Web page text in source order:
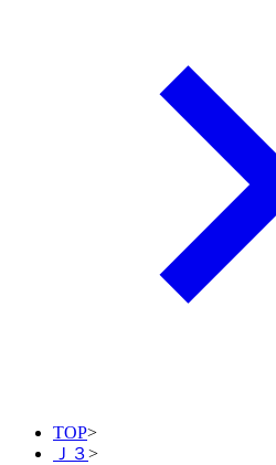
TOP>
Ｊ３>